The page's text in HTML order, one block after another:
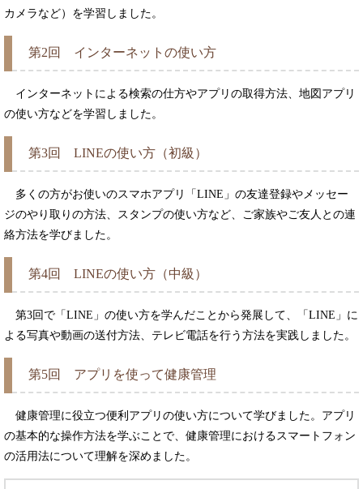
カメラなど）を学習しました。
第2回 インターネットの使い方
インターネットによる検索の仕方やアプリの取得方法、地図アプリ
の使い方などを学習しました。
第3回 LINEの使い方（初級）
多くの方がお使いのスマホアプリ「LINE」の友達登録やメッセー
ジのやり取りの方法、スタンプの使い方など、ご家族やご友人との連
絡方法を学びました。
第4回 LINEの使い方（中級）
第3回で「LINE」の使い方を学んだことから発展して、「LINE」に
よる写真や動画の送付方法、テレビ電話を行う方法を実践しました。
第5回 アプリを使って健康管理
健康管理に役立つ便利アプリの使い方について学びました。アプリ
の基本的な操作方法を学ぶことで、健康管理におけるスマートフォン
の活用法について理解を深めました。